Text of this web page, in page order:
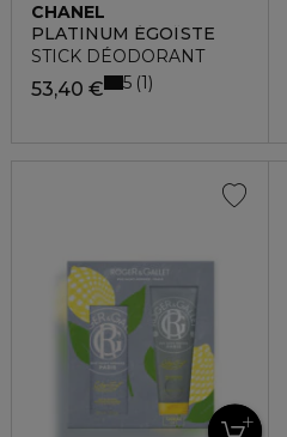
CHANEL
PLATINUM ÉGOÏSTE
STICK DÉODORANT
53,40 € 5 1